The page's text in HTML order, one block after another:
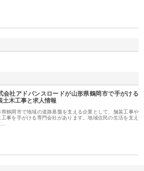
会社アドバンスロードが山形県鶴岡市で手がける
土木工事と求人情報
県鶴岡市で地域の道路基盤を支える企業として、舗装工事や
工事を手がける専門会社があります。地域住民の生活を支え
…